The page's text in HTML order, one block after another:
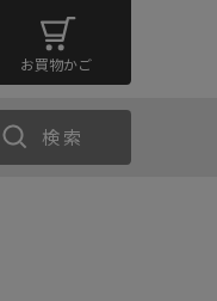
お買物かご
検索